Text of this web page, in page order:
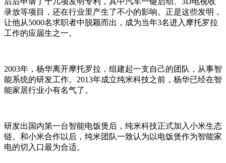
录放等项目，还在行业里产生了不小的影响。正是这些发明，
让他从5000名求职者中脱颖而出，成为当年3名进入摩托罗拉
工作的应届生之一。
2003年，杨华离开摩托罗拉，组建起一支自己的团队，从事智
能系统的研发工作。2013年成立纯米科技之前，杨华已经在智
能家居行业小有名气了。
研发出国内第一台智能电饭煲后，纯米科技正式加入小米生态
链。和小米合作以后，纯米团队一致认为以电饭煲作为智能家
电的切入口最为合适。